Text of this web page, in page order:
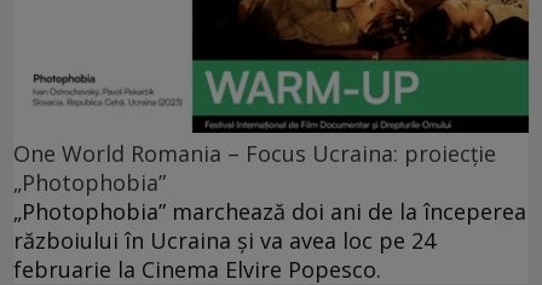
One World Romania – Focus Ucraina: proiecție
„Photophobia”
„Photophobia” marchează doi ani de la începerea
războiului în Ucraina și va avea loc pe 24
februarie la Cinema Elvire Popesco.